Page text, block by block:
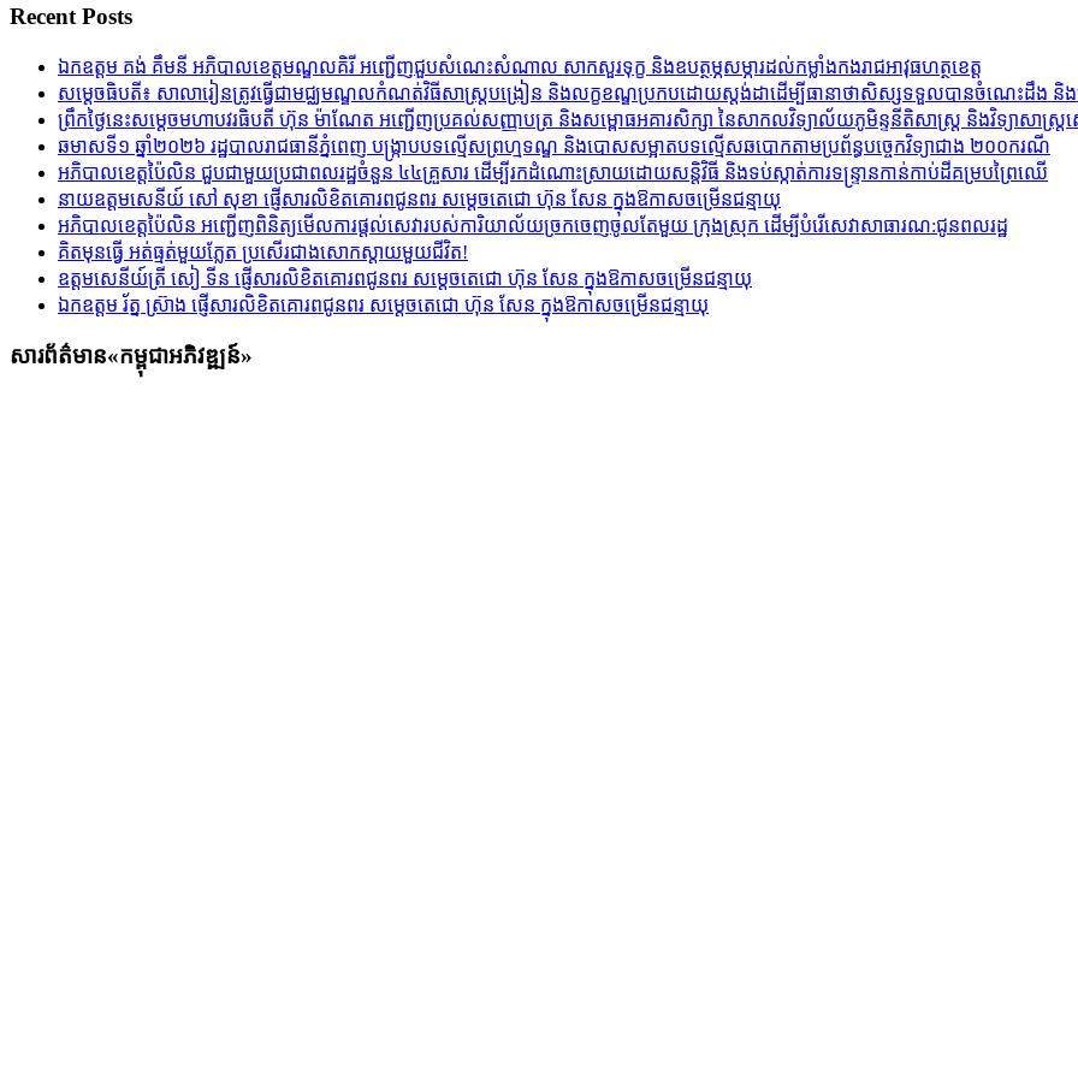
Recent Posts
ឯកឧត្តម គង់ គឹមនី អភិបាលខេត្តមណ្ឌលគិរី អញ្ជើញជួបសំណេះសំណាល សាកសួរទុក្ខ និងឧបត្ថម្ភសម្ភារដល់កម្លាំងកងរាជអាវុធហត្ថខេត្ត
សម្ដេចធិបតី​៖ សាលារៀនត្រូវធ្វើជាមជ្ឈមណ្ឌលកំណត់វិធីសាស្ត្របង្រៀន និងលក្ខខណ្ឌប្រកបដោយស្តង់ដាដើម្បីធានាថាសិស្សទទួលបានចំណេះដឹង
ព្រឹកថ្ងៃនេះសម្តេចមហាបវរធិបតី ហ៊ុន ម៉ាណែត អញ្ជើញប្រគល់សញ្ញាបត្រ និងសម្ពោធអគារសិក្សា នៃសាកលវិទ្យាល័យភូមិន្ទនីតិសាស្ត្រ និងវិទ្យាសាស្ត្រស
ឆមាសទី១ ឆ្នាំ២០២៦​ រដ្ឋបាលរាជធានីភ្នំពេញ បង្ក្រាបបទល្មើសព្រហ្មទណ្ឌ និងបោសសម្អាតបទល្មើសឆបោកតាមប្រព័ន្ធបច្ចេកវិទ្យាជាង ២០០ករណី
អភិបាលខេត្តប៉ៃលិន ជួបជាមួយប្រជាពលរដ្ឋចំនួន ៤៤គ្រួសារ ដើម្បីរកដំណោះស្រាយដោយសន្តិវិធី និងទប់ស្កាត់ការទន្ទ្រានកាន់កាប់ដីគម្របព្រៃឈើ
នាយឧត្តមសេនីយ៍ សៅ សុខា ផ្ញើសារលិខិតគោរពជូនពរ សម្ដេចតេជោ ហ៊ុន សែន ក្នុងឱកាសចម្រើនជន្មាយុ
អភិបាល​ខេត្តប៉ៃ​លិន អញ្ជើញពិនិត្យមើ​លការផ្តល់សេវារបស់​ការិយា​ល័យច្រក​ចេញចូលតែមួយ ក្រុង​ស្រុក ដើម្បីបំរើសេ​វាសាធា​រណ:ជូនព​លរដ្ឋ
គិតមុនធ្វើ អត់ធ្មត់មួយភ្លែត ប្រសើរជាងសោកស្ដាយមួយជីវិត!
ឧត្តមសេនីយ៍ត្រី សៀ ទីន ផ្ញើសារលិខិតគោរពជូនពរ សម្ដេចតេជោ ហ៊ុន សែន ក្នុងឱកាសចម្រើនជន្មាយុ
ឯកឧត្តម រ័ត្ន ស្រ៊ាង ផ្ញើសារលិខិតគោរពជូនពរ សម្ដេចតេជោ ហ៊ុន សែន ក្នុងឱកាសចម្រើនជន្មាយុ
សារព័ត៌មាន«កម្ពុជាអភិវឌ្ឍន៍»